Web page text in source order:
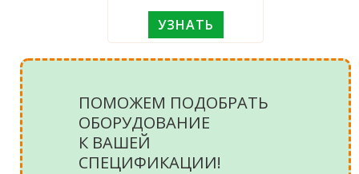
УЗНАТЬ
ПОМОЖЕМ ПОДОБРАТЬ
ОБОРУДОВАНИЕ
К ВАШЕЙ
СПЕЦИФИКАЦИИ!